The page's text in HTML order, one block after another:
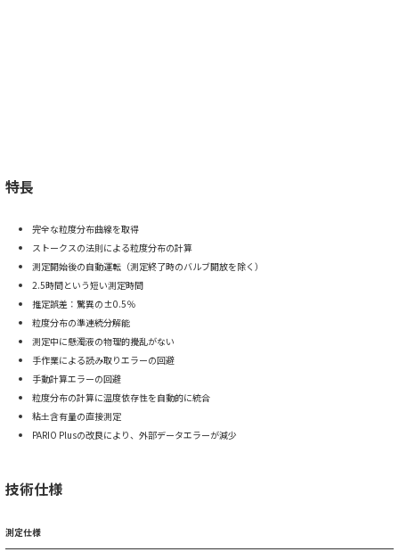
特長
完全な粒度分布曲線を取得
ストークスの法則による粒度分布の計算
測定開始後の自動運転（測定終了時のバルブ開放を除く）
2.5時間という短い測定時間
推定誤差：驚異の±0.5％
粒度分布の準連続分解能
測定中に懸濁液の物理的攪乱がない
手作業による読み取りエラーの回避
手動計算エラーの回避
粒度分布の計算に温度依存性を自動的に統合
粘土含有量の直接測定
PARIO Plusの改良により、外部データエラーが減少
技術仕様
測定仕様